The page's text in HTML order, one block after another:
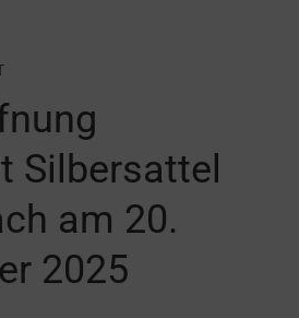
Silbersattel
am 20.
2025